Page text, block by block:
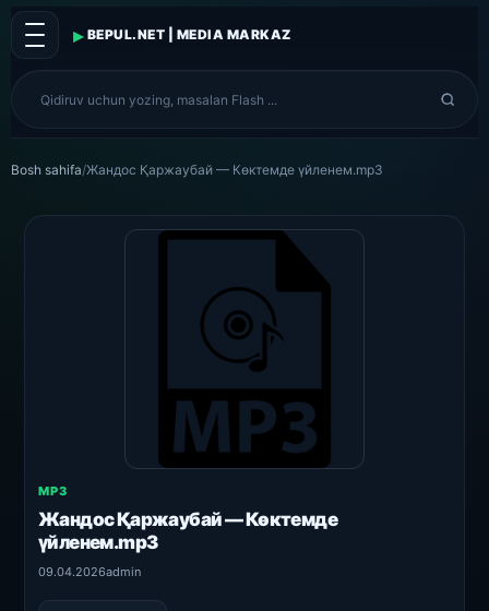
▸ BEPUL.NET | MEDIA MARKAZ
Bosh sahifa/Жандос Қаржаубай — Көктемде үйленем.mp3
MP3
Жандос Қаржаубай — Көктемде
үйленем.mp3
09.04.2026admin